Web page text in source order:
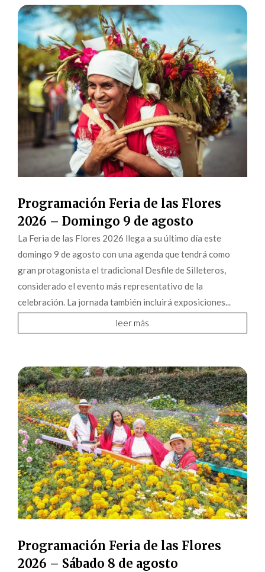
Programación Feria de las Flores
2026 – Domingo 9 de agosto
La Feria de las Flores 2026 llega a su último día este
domingo 9 de agosto con una agenda que tendrá como
gran protagonista el tradicional Desfile de Silleteros,
considerado el evento más representativo de la
celebración. La jornada también incluirá exposiciones...
leer más
Programación Feria de las Flores
2026 – Sábado 8 de agosto